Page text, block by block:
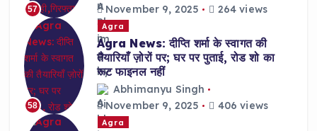
57
November 9, 2025
264 views
58
Agra
Agra News: दीप्ति शर्मा के स्वागत की
तैयारियाँ ज़ोरों पर; घर पर पुताई, रोड शो का
रूट फाइनल नहीं
Abhimanyu Singh
November 9, 2025
406 views
Agra